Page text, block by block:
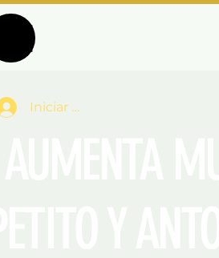
Iniciar sesión